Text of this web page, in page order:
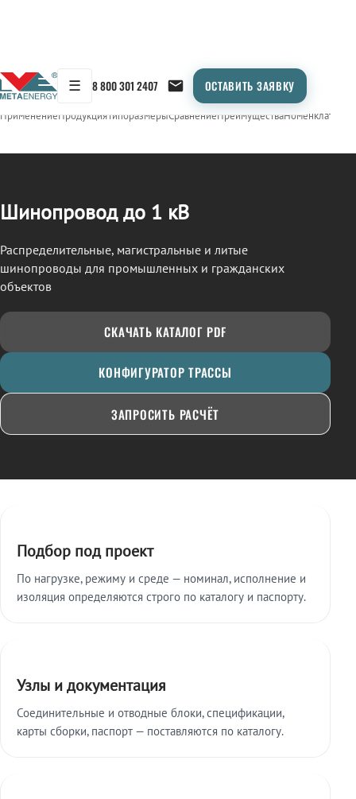
☰ 8 800 301 2407 ОСТАВИТЬ ЗАЯВКУ
← Продукция/ШИНОПРОВОД
ПрименениеПродукцияТипоразмерыСравнениеПреимуществаНоменклатура
Шинопровод до 1 кВ
Распределительные, магистральные и литые
шинопроводы для промышленных и гражданских
объектов
СКАЧАТЬ КАТАЛОГ PDF
КОНФИГУРАТОР ТРАССЫ
ЗАПРОСИТЬ РАСЧЁТ
Подбор под проект
По нагрузке, режиму и среде — номинал, исполнение и
изоляция определяются строго по каталогу и паспорту.
Узлы и документация
Соединительные и отводные блоки, спецификации,
карты сборки, паспорт — поставляются по каталогу.